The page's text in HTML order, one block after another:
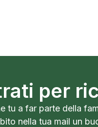
per
tu a far parte della
nella tua mail un